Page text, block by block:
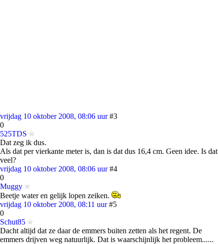
vrijdag 10 oktober 2008, 08:06 uur #3
0
525TDS
Dat zeg ik dus.
Als dat per vierkante meter is, dan is dat dus 16,4 cm. Geen idee. Is dat
veel?
vrijdag 10 oktober 2008, 08:06 uur #4
0
Muggy
Beetje water en gelijk lopen zeiken.
vrijdag 10 oktober 2008, 08:11 uur #5
0
Schut85
Dacht altijd dat ze daar de emmers buiten zetten als het regent. De
emmers drijven weg natuurlijk. Dat is waarschijnlijk het probleem......